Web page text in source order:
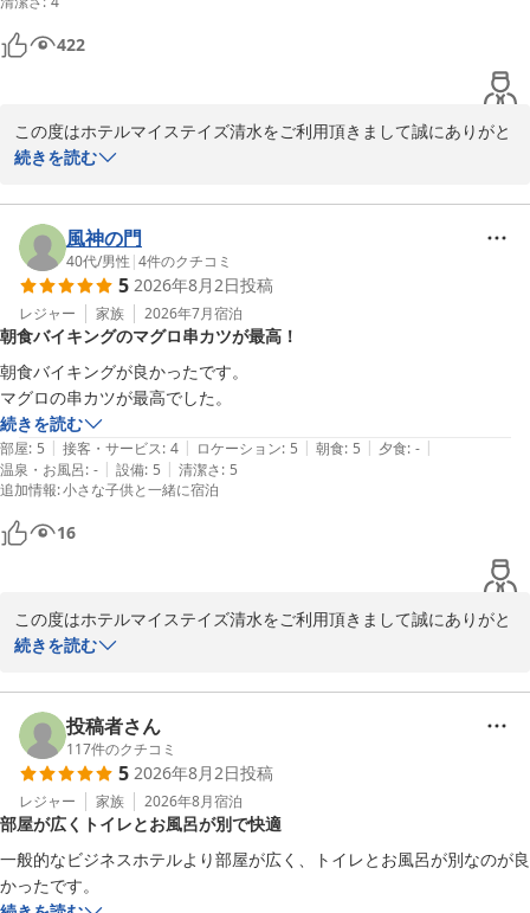
422
この度はホテルマイステイズ清水をご利用頂きまして誠にありがと
うございます。
接客または客室に関しましてお褒めの言葉を頂きありがとうござい
ます。
景色もお楽しみ頂けたご様子で大変嬉しく存じます。
しかしながら、換気扇に関しましてはご不便をおかけしてしまい大
変申し訳ございません。
早急に客室の確認を行い、改善に努めて参ります。
お客様のまたのお越しを心よりお待ちしております。
ホテルマイステイズ清水
2026-05-03
続きを読む
風神の門
40代/男性 |4件のクチコミ
5 2026年8月2日投稿
レジャー 家族 2026年7月宿泊
朝食バイキングのマグロ串カツが最高！
朝食バイキングが良かったです。
マグロの串カツが最高でした。
続きを読む
部屋: 5 | 接客・サービス: 4 | ロケーション: 5 | 朝食: 5 | 夕食: - |
温泉・お風呂: - | 設備: 5 | 清潔さ: 5
追加情報:小さな子供と一緒に宿泊
16
この度はホテルマイステイズ清水をご利用頂きまして誠にありがと
うございます。
お客様のまたのご利用を心よりお待ちしております。
ホテルマイステイズ清水　フロント
ホテルマイステイズ清水
2026-08-03
続きを読む
投稿者さん
117件のクチコミ
5 2026年8月2日投稿
レジャー 家族 2026年8月宿泊
部屋が広くトイレとお風呂が別で快適
一般的なビジネスホテルより部屋が広く、トイレとお風呂が別なのが良
かったです。